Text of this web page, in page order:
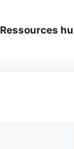
Ressources